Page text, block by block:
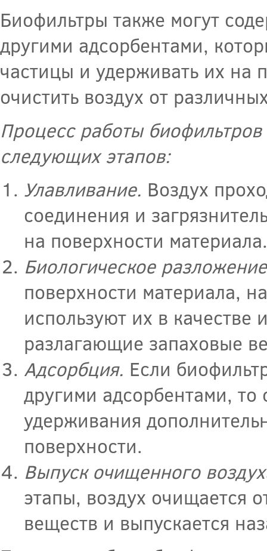
Биофильтры также могут
другими адсорбентами,
частицы и удерживать их на
очистить воздух от
Процесс работы биофильтров
следующих этапов:
Улавливание. Воздух
соединения и
на поверхности материала.
Биологическое
поверхности материала,
используют их в
разлагающие запаховые
Адсорбция. Если
другими адсорбентами,
удерживания
поверхности.
Выпуск очищенного
этапы, воздух очищается
веществ и выпускается